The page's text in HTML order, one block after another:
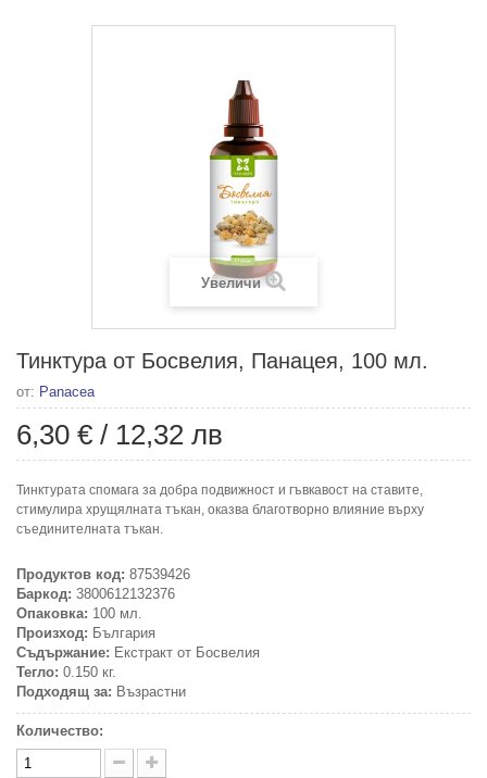
Увеличи
Тинктура от Босвелия, Панацея, 100 мл.
от: Panacea
6,30 € / 12,32 лв
Тинктурата спомага за добра подвижност и гъвкавост на ставите,
стимулира хрущялната тъкан, оказва благотворно влияние върху
съединителната тъкан.
Продуктов код: 87539426
Баркод: 3800612132376
Опаковка: 100 мл.
Произход: България
Съдържание: Екстракт от Босвелия
Тегло: 0.150 кг.
Подходящ за: Възрастни
Количество: